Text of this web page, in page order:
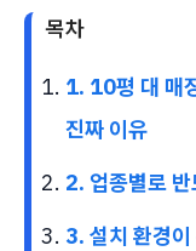
목차
1. 10평 대 매
진짜 이유
2. 업종별로
3. 설치 환경